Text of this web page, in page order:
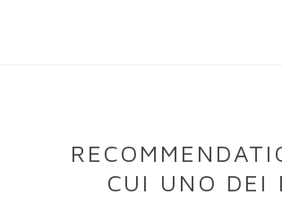
CUI UNO DEI